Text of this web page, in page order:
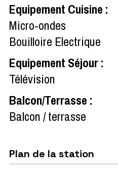
Equipement Cuisine :
Micro-ondes
Bouilloire Electrique
Equipement Séjour:
Télévision
Balcon/Terrasse :
Balcon / terrasse
Plan de la station